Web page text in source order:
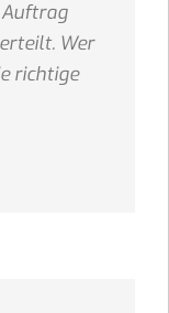
Wer
richtige